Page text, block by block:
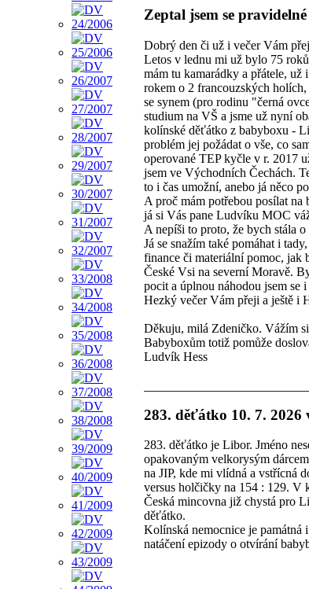
Zeptal jsem se
Dobrý den či už i večer Vám
Letos v lednu mi už bylo 75
mám tu kamarádky a přátele,
rokem o 2 francouzských
se synem (pro rodinu "černá
studium na VŠ a jsme už nyní
kolínské děťátko z babyboxu -
problém jej požádat o vše, co
operované TEP kyčle v r. 2017
jsem ve Východních Čechách.
to i čas umožní, anebo já něco
A proč mám potřebou posílat na
já si Vás pane Ludvíku MOC
A nepíši to proto, že bych stála
Já se snažím také pomáhat i
finance či materiální pomoc, jak
České Vsi na severní Moravě.
pocit a úplnou náhodou jsem se
Hezký večer Vám přeji a ještě
Děkuju, milá Zdeničko. Vážím
Babyboxům totiž pomůže
Ludvík Hess
283. děťátko 10. 7.
283. děťátko je Libor. Jméno
opakovaným velkorysým
na JIP, kde mi vlídná a vstřícná
versus holčičky na 154 : 129. V
Česká mincovna již chystá pro
děťátko.
Kolínská nemocnice je památná
natáčení epizody o otvírání